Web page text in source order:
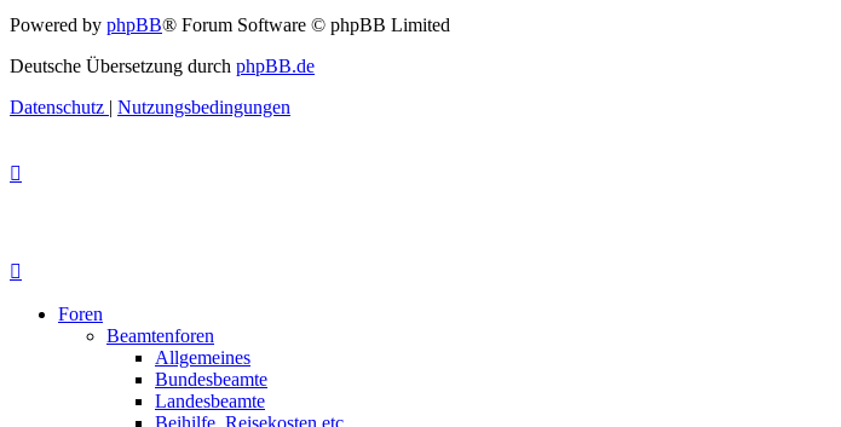
Powered by phpBB® Forum Software © phpBB Limited
Deutsche Übersetzung durch phpBB.de
Datenschutz | Nutzungsbedingungen
Foren
Beamtenforen
Allgemeines
Bundesbeamte
Landesbeamte